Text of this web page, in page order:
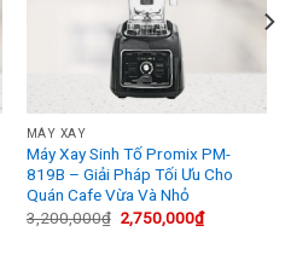
MÁY XAY
Máy Xay Sinh Tố Promix PM-
819B – Giải Pháp Tối Ưu Cho
Quán Cafe Vừa Và Nhỏ
3,200,000₫ Giá
gốc
2,750,000₫Giá
hiện